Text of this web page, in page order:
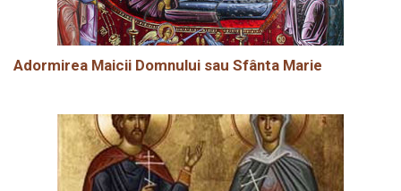
Adormirea Maicii Domnului sau Sfânta Marie